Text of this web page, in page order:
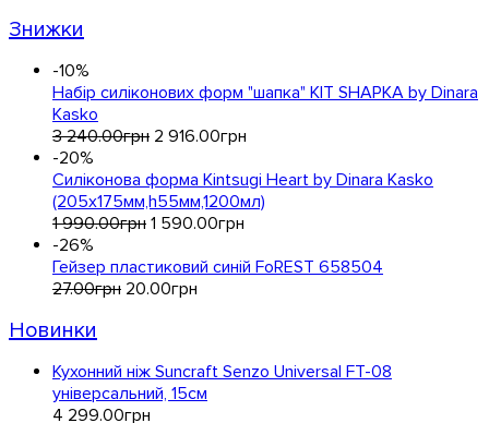
Знижки
-10%
Набір силіконових форм "шапка" KIT SHAPKA by Dinara
Kasko
3 240.00грн 2 916.00грн
-20%
Силіконова форма Kintsugi Heart by Dinara Kasko
(205x175мм,h55мм,1200мл)
1 990.00грн 1 590.00грн
-26%
Гейзер пластиковий синій FoREST 658504
27.00грн 20.00грн
Новинки
Кухонний ніж Suncraft Senzo Universal FT-08
універсальний, 15см
4 299.00грн